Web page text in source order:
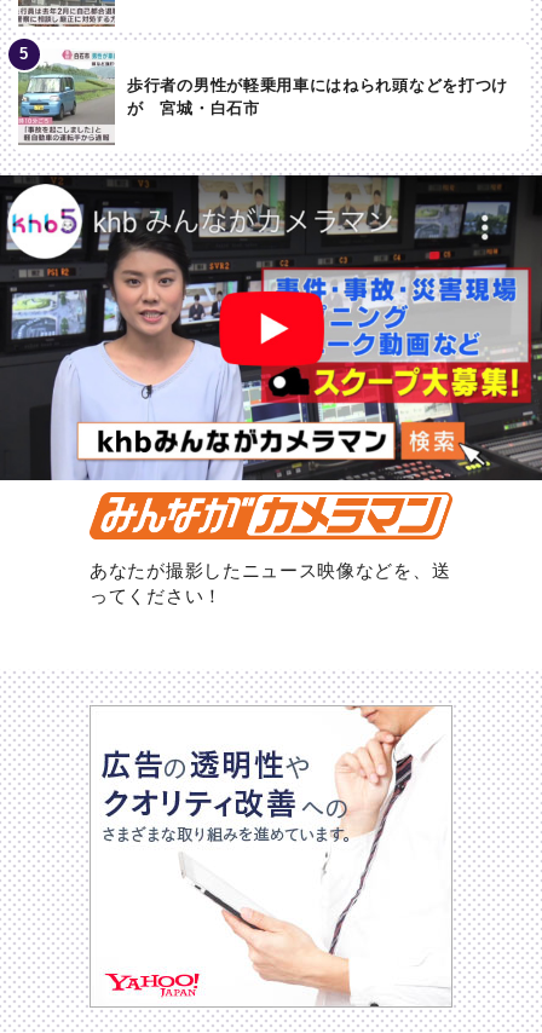
歩行者の男性が軽乗用車にはねられ頭などを打つけ
が 宮城・白石市
あなたが撮影したニュース映像などを、送
ってください！